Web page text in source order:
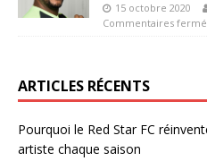
15 octobre 2020
Commentaires
ARTICLES RÉCENTS
Pourquoi le Red Star FC
artiste chaque saison